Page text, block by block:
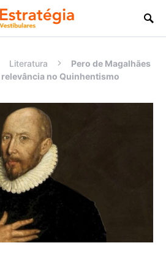
Literatura
Pero de Magalhães
no Quinhentismo